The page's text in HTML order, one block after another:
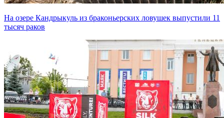
На озере Кандрыкуль из браконьерских ловушек выпустили 11
тысяч раков